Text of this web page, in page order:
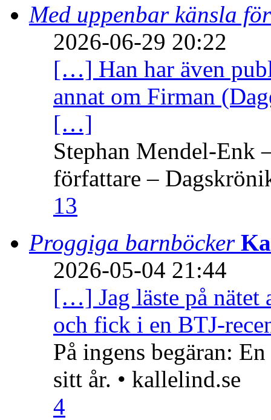
Med uppenbar känsla
2026-06-29 20:22
[…] Han har även
annat om Firman
[…]
Stephan Mendel-Enk
författare –
13
Proggiga barnböcker
2026-05-04 21:44
[…] Jag läste på nätet
och fick i en BTJ-
På ingens begäran:
sitt år. • kallelind.se
4